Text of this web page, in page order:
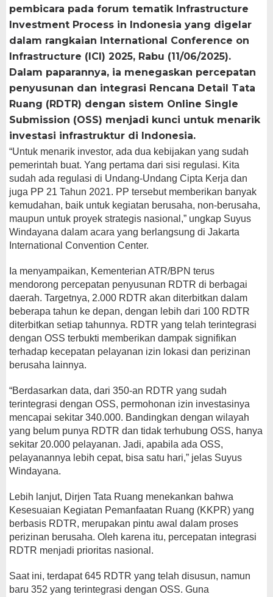
pembicara pada forum tematik Infrastructure
Investment Process in Indonesia yang digelar
dalam rangkaian International Conference on
Infrastructure (ICI) 2025, Rabu (11/06/2025).
Dalam paparannya, ia menegaskan percepatan
penyusunan dan integrasi Rencana Detail Tata
Ruang (RDTR) dengan sistem Online Single
Submission (OSS) menjadi kunci untuk menarik
investasi infrastruktur di Indonesia.
“Untuk menarik investor, ada dua kebijakan yang sudah
pemerintah buat. Yang pertama dari sisi regulasi. Kita
sudah ada regulasi di Undang-Undang Cipta Kerja dan
juga PP 21 Tahun 2021. PP tersebut memberikan banyak
kemudahan, baik untuk kegiatan berusaha, non-berusaha,
maupun untuk proyek strategis nasional,” ungkap Suyus
Windayana dalam acara yang berlangsung di Jakarta
International Convention Center.
Ia menyampaikan, Kementerian ATR/BPN terus
mendorong percepatan penyusunan RDTR di berbagai
daerah. Targetnya, 2.000 RDTR akan diterbitkan dalam
beberapa tahun ke depan, dengan lebih dari 100 RDTR
diterbitkan setiap tahunnya. RDTR yang telah terintegrasi
dengan OSS terbukti memberikan dampak signifikan
terhadap kecepatan pelayanan izin lokasi dan perizinan
berusaha lainnya.
“Berdasarkan data, dari 350-an RDTR yang sudah
terintegrasi dengan OSS, permohonan izin investasinya
mencapai sekitar 340.000. Bandingkan dengan wilayah
yang belum punya RDTR dan tidak terhubung OSS, hanya
sekitar 20.000 pelayanan. Jadi, apabila ada OSS,
pelayanannya lebih cepat, bisa satu hari,” jelas Suyus
Windayana.
Lebih lanjut, Dirjen Tata Ruang menekankan bahwa
Kesesuaian Kegiatan Pemanfaatan Ruang (KKPR) yang
berbasis RDTR, merupakan pintu awal dalam proses
perizinan berusaha. Oleh karena itu, percepatan integrasi
RDTR menjadi prioritas nasional.
Saat ini, terdapat 645 RDTR yang telah disusun, namun
baru 352 yang terintegrasi dengan OSS. Guna